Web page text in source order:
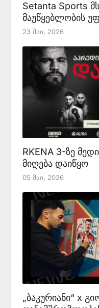
Setanta Sports
მაუწყებლობის
23 Მაი, 2026
RKENA 3-ზე
მიღება დაიწყო
05 Მაი, 2026
„ბაკურიანი“ x